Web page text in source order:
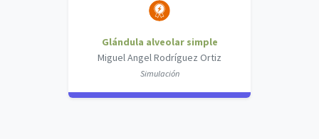
Glándula alveolar simple
Miguel Angel Rodríguez Ortiz
Simulación